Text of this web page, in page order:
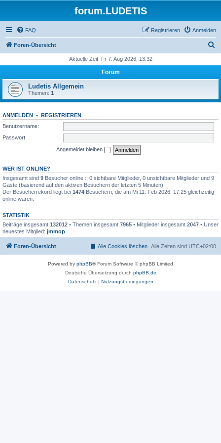
forum.LUDETIS
FAQ Anmelden
Registrieren
Foren-Übersicht
h
Aktuelle Zeit: Fr 7. Aug 2026, 13:32
Forum
Ludetis Allgemein
Themen: 1
ANMELDEN • REGISTRIEREN
Benutzername:
Passwort:
Angemeldet bleiben
WER IST ONLINE?
Insgesamt sind 9 Besucher online :: 0 sichtbare Mitglieder, 0 unsichtbare Mitglieder und 9
Gäste (basierend auf den aktiven Besuchern der letzten 5 Minuten)
Der Besucherrekord liegt bei 1474 Besuchern, die am Mi 11. Feb 2026, 17:25 gleichzeitig
online waren.
STATISTIK
Beiträge insgesamt 132012 • Themen insgesamt 7965 • Mitglieder insgesamt 2047 • Unser
neuestes Mitglied: jmmop
Foren-Übersicht Alle Zeiten sind UTC+02:00
Alle Cookies löschen
Powered by phpBB® Forum Software © phpBB Limited
Deutsche Übersetzung durch phpBB.de
Datenschutz| Nutzungsbedingungen